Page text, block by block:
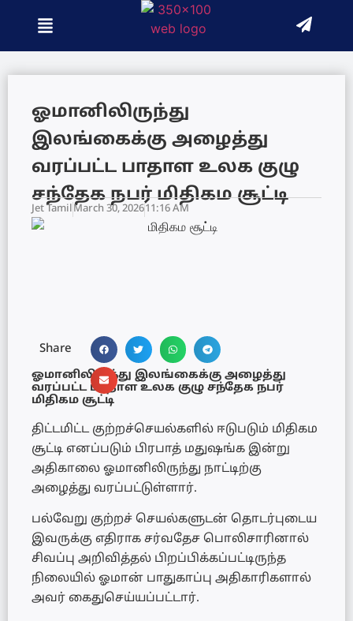
ஓமானிலிருந்து
இலங்கைக்கு அழைத்து
வரப்பட்ட பாதாள உலக குழு
சந்தேக நபர் மிதிகம சூட்டி
Jet TamilMarch 30, 202611:16 AM
Share
ஓமானிலிருந்து இலங்கைக்கு அழைத்து
வரப்பட்ட பாதாள உலக குழு சந்தேக நபர்
மிதிகம சூட்டி
திட்டமிட்ட குற்றச்செயல்களில் ஈடுபடும் மிதிகம
சூட்டி எனப்படும் பிரபாத் மதுஷங்க இன்று
அதிகாலை ஓமானிலிருந்து நாட்டிற்கு
அழைத்து வரப்பட்டுள்ளார்.
பல்வேறு குற்றச் செயல்களுடன் தொடர்புடைய
இவருக்கு எதிராக சர்வதேச பொலிசாரினால்
சிவப்பு அறிவித்தல் பிறப்பிக்கப்பட்டிருந்த
நிலையில் ஓமான் பாதுகாப்பு அதிகாரிகளால்
அவர் கைதுசெய்யப்பட்டார்.